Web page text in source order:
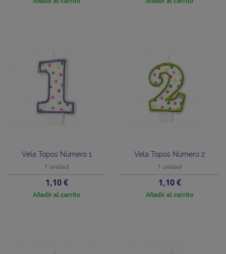
Vela Topos Número 1
1 unidad
Precio
1,10 €
Añadir al carrito
Vela Topos Número 2
1 unidad
Precio
1,10 €
Añadir al carrito